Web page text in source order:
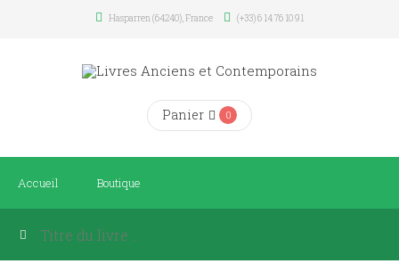
Hasparren (64240), France (+33) 6 14 76 10 91
Panier 0
Accueil Boutique